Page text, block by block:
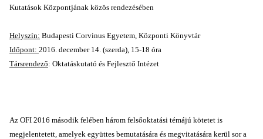
Kutatások Központjának közös rendezésében
Helyszín: Budapesti Corvinus Egyetem, Központi Könyvtár
Időpont: 2016. december 14. (szerda), 15-18 óra
Társrendező: Oktatáskutató és Fejlesztő Intézet
Az OFI 2016 második felében három felsőoktatási témájú kötetet is
megjelentetett, amelyek együttes bemutatására és megvitatására kerül sor a